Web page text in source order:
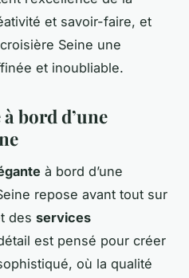
et savoir-faire, et
Seine une
et inoubliable.
bord d’une
à bord d’une
repose avant tout sur
des services
est pensé pour créer
où la qualité